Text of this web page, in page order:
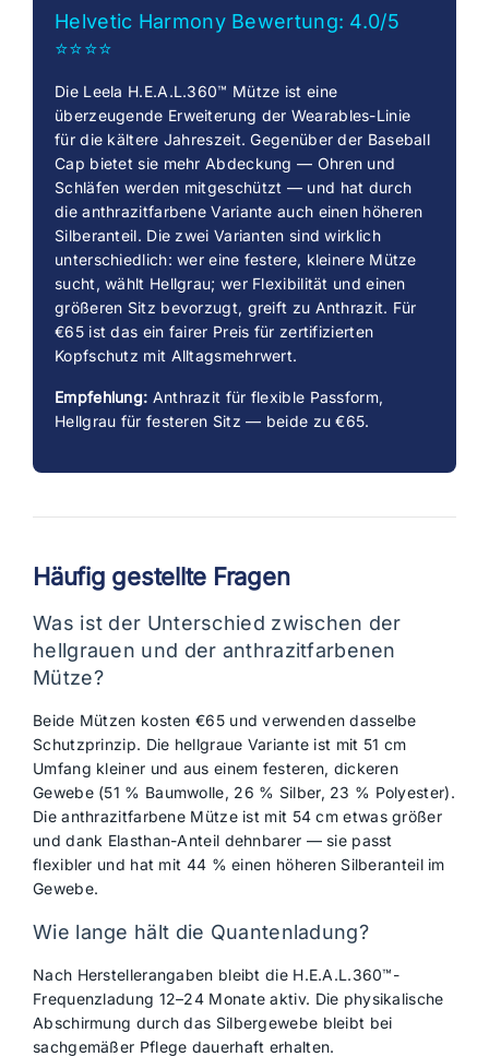
Helvetic Harmony Bewertung: 4.0/5
⭐⭐⭐⭐
Die Leela H.E.A.L.360™ Mütze ist eine
überzeugende Erweiterung der Wearables-Linie
für die kältere Jahreszeit. Gegenüber der Baseball
Cap bietet sie mehr Abdeckung — Ohren und
Schläfen werden mitgeschützt — und hat durch
die anthrazitfarbene Variante auch einen höheren
Silberanteil. Die zwei Varianten sind wirklich
unterschiedlich: wer eine festere, kleinere Mütze
sucht, wählt Hellgrau; wer Flexibilität und einen
größeren Sitz bevorzugt, greift zu Anthrazit. Für
€65 ist das ein fairer Preis für zertifizierten
Kopfschutz mit Alltagsmehrwert.
Empfehlung: Anthrazit für flexible Passform,
Hellgrau für festeren Sitz — beide zu €65.
Häufig gestellte Fragen
Was ist der Unterschied zwischen der
hellgrauen und der anthrazitfarbenen
Mütze?
Beide Mützen kosten €65 und verwenden dasselbe
Schutzprinzip. Die hellgraue Variante ist mit 51 cm
Umfang kleiner und aus einem festeren, dickeren
Gewebe (51 % Baumwolle, 26 % Silber, 23 % Polyester).
Die anthrazitfarbene Mütze ist mit 54 cm etwas größer
und dank Elasthan-Anteil dehnbarer — sie passt
flexibler und hat mit 44 % einen höheren Silberanteil im
Gewebe.
Wie lange hält die Quantenladung?
Nach Herstellerangaben bleibt die H.E.A.L.360™-
Frequenzladung 12–24 Monate aktiv. Die physikalische
Abschirmung durch das Silbergewebe bleibt bei
sachgemäßer Pflege dauerhaft erhalten.